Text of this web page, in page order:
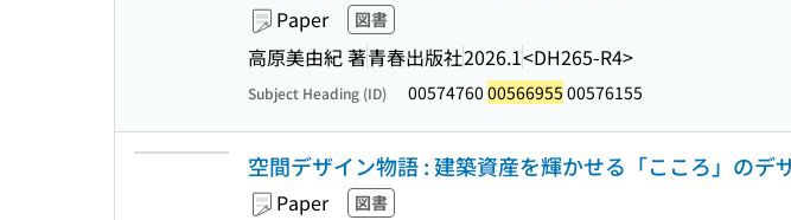
Paper 図書
高原美由紀 著青春出版社2026.1<DH265-R4>
Subject Heading (ID) 00574760 00566955 00576155
空間デザイン物語 : 建築資産を輝かせる「こころ」のデ
Paper 図書